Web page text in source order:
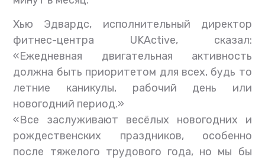
Хью Эдвардс, исполнительный директор
фитнес-центра UKActive, сказал:
«Ежедневная двигательная активность
должна быть приоритетом для всех, будь то
летние каникулы, рабочий день или
новогодний период.»
«Все заслуживают весёлых новогодних и
рождественских праздников, особенно
после тяжелого трудового года, но мы бы